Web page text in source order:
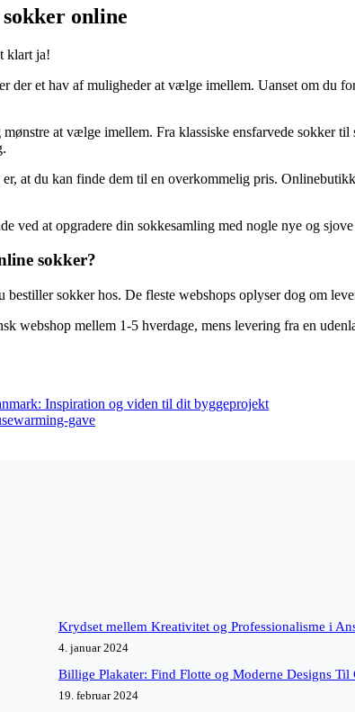
online
klart ja!
der et hav af muligheder at vælge imellem. Uanset om du
at vælge imellem. Fra klassiske ensfarvede sokker
at du kan finde dem til en overkommelig pris.
ved at opgradere din sokkesamling med nogle nye og
sokker?
sokker hos. De fleste webshops oplyser dog om
webshop mellem 1-5 hverdage, mens levering fra en
Inspiration og viden til dit byggeprojekt
gave
Krydset mellem Kreativitet og Professionalisme i
4. januar 2024
Billige Plakater: Find Flotte og Moderne Designs Til
19. februar 2024